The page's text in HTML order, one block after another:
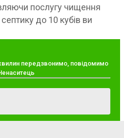
послугу чищення
до 10 кубів ви
передзвонимо, повідомимо